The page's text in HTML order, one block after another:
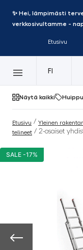
✨ Hei, lämpimästi
verkkosivultamme -
Etusivu
FI
Näytä kaikki
Etusivu / Yleinen
telineet / 2-osaiset
SALE -17%